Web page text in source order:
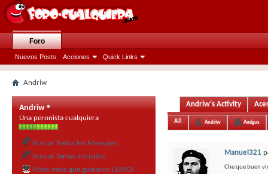
Foro
Nuevos Posts Acciones Quick Links
Andriw
Andriw
Una peronista cualquiera
Buscar Todos los Mensajes
Buscar Temas Iniciados
Posts míos que gustaron (1090)
Andriw's Activity
All Andriw Amigos
Manuel321
Che que buen